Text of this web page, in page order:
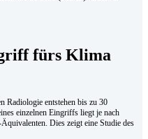
fürs Klima
Radiologie entstehen bis zu 30
einzelnen Eingriffs liegt je nach
Dies zeigt eine Studie des